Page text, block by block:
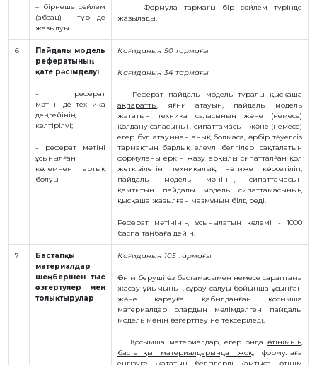
– бірнеше сөйлем
(абзац) түрінде
жазылуы
Формула тармағы бір сөйлем түрінде
жазылады.
6
Пайдалы модель
рефератының
қате рәсімделуі
- реферат
мәтінінде техника
деңгейінің
келтірілуі;
-
реферат мәтіні
ұсынылған
көлемнен артық
болуы
Қағиданың 50 тармағы
Қағиданың 34 тармағы
Реферат пайдалы модель туралы қысқаша
ақпаратты, яғни атауын, пайдалы модель
жататын техника саласының және (немесе)
қолдану саласының сипаттамасын және (немесе)
егер бұл атауынан анық болмаса, әрбір тәуелсіз
тармақтың барлық елеулі белгілері сақталатын
формуланы еркін жазу арқылы сипатталған қол
жеткізілетін техникалық нәтиже көрсетіліп,
пайдалы модель мәнінің сипаттамасын
қамтитын пайдалы модель сипаттамасының
қысқаша жазылған мазмұнын білдіреді.
Реферат мәтінінің ұсынылатын көлемі - 1000
баспа таңбаға дейін.
7
Бастапқы
материалдар
шеңберінен тыс
өзгертулер мен
толықтырулар
Қағиданың 105 тармағы
Өтінім беруші өз бастамасымен немесе сараптама
жасау ұйымының сұрау салуы бойынша ұсынған
және қарауға қабылданған қосымша
материалдар олардың мәлімделген пайдалы
модель мәнін өзгертпеуіне тексеріледі,
Қосымша материалдар, егер онда өтінімнің
бастапқы материалдарында жоқ, формулаға